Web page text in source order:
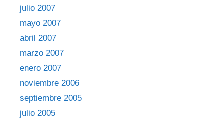
julio 2007
mayo 2007
abril 2007
marzo 2007
enero 2007
noviembre 2006
septiembre 2005
julio 2005